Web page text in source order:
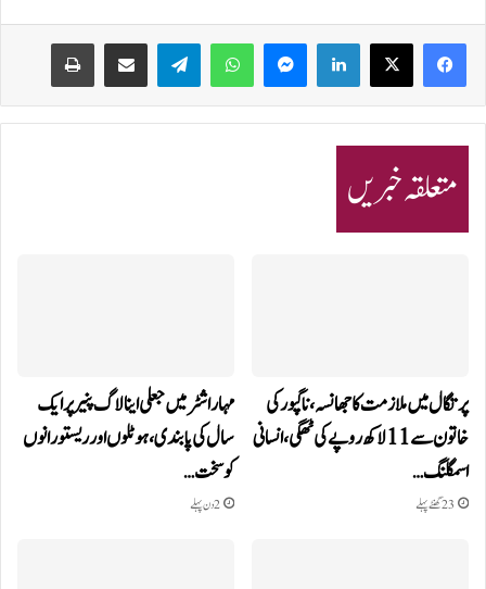
LinkedIn
WhatsApp
Telegram
متعلقہ خبریں
پرتگال میں ملازمت کا جھانسہ،ناگپور کی
خاتون سے 11 لاکھ روپے کی ٹھگی، انسانی
اسمگلنگ…
23 گھنٹے پہلے
مہاراشٹر میں جعلی اینالاگ پنیر پر ایک
سال کی پابندی، ہوٹلوں اور ریستورانوں
کو سخت…
2 دن پہلے